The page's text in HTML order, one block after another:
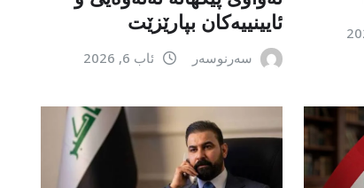
ئایینییەکان بپارێزێت
سەرنوسەر ئاب 6, 2026